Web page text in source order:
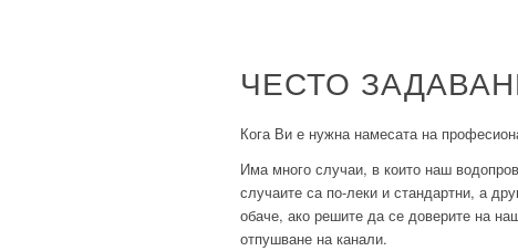
ЧЕСТО
Кога Ви е нужна намесата на
Има много случаи, в които наш
случаите са по-леки и стандартни, а
обаче, ако решите да се доверите на
отпушване на канали.